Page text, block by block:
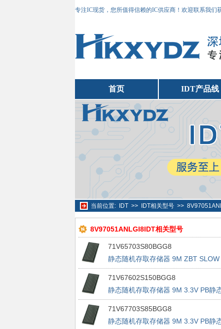
专注IC现货，您所值得信赖的IC供应商！欢迎联系我们
首页 IDT产品线
当前位置: IDT>> IDT相关型号>>
8V97051ANLGI8IDT相关型号
71V65703S80BGG8
静态随机存取存储器 9M ZBT SLOW
X36 F/T 3.3V
71V67602S150BGG8
静态随机存取存储器 9M 3.3V PB静
随机存取存储器 SLOW P/L
71V67703S85BGG8
静态随机存取存储器 9M 3.3V PB静